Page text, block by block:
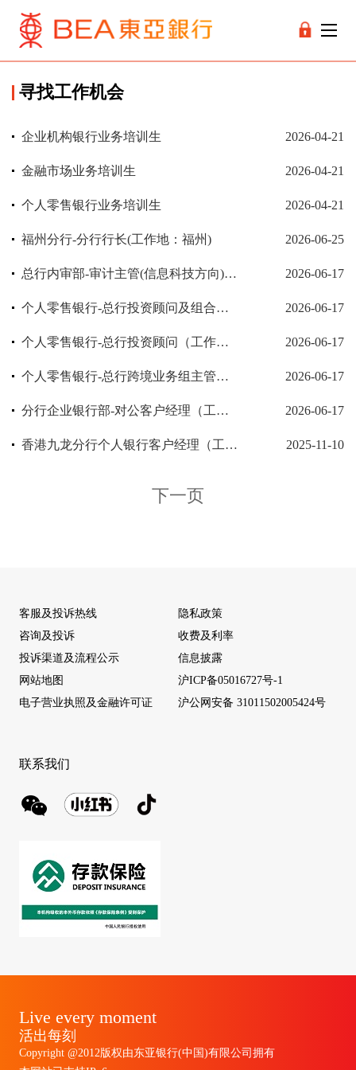
寻找工作机会
企业机构银行业务培训生 2026-04-21
金融市场业务培训生 2026-04-21
个人零售银行业务培训生 2026-04-21
福州分行-分行行长(工作地：福州) 2026-06-25
总行内审部-审计主管(信息科技方向)(工作地：上海) 2026-06-17
个人零售银行-总行投资顾问及组合方案组主管（工作地：上海） 2026-06-17
个人零售银行-总行投资顾问（工作地：上海） 2026-06-17
个人零售银行-总行跨境业务组主管（工作地：上海） 2026-06-17
分行企业银行部-对公客户经理（工作地点：内详） 2026-06-17
香港九龙分行个人银行客户经理（工作地：香港） 2025-11-10
下一页
客服及投诉热线
咨询及投诉
投诉渠道及流程公示
网站地图
电子营业执照及金融许可证
隐私政策
收费及利率
信息披露
沪ICP备05016727号-1
沪公网安备 31011502005424号
联系我们
Live every moment
活出每刻
Copyright @2012版权由东亚银行(中国)有限公司拥有